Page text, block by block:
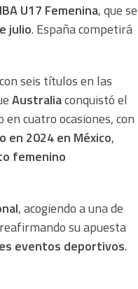
U17 Femenina, que se
julio. España competirá
seis títulos en las
Australiaconquistó el
cuatro ocasiones, con
en 2024 en México,
femenino
, acogiendo a una de
su apuesta
eventos deportivos.